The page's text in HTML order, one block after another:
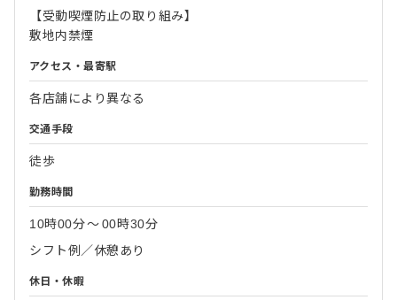
【受動喫煙防止の取り組み】
敷地内禁煙
アクセス・最寄駅
各店舗により異なる
交通手段
徒歩
勤務時間
10時00分〜00時30分
シフト例／休憩あり
休日・休暇